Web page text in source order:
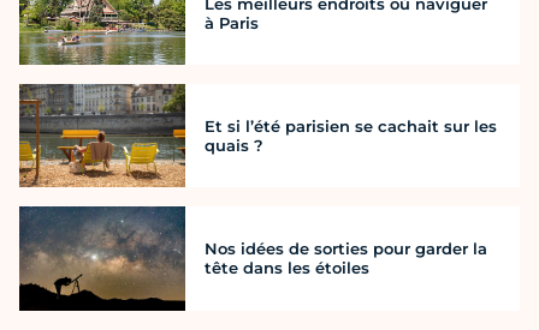
à Paris
Et si l’été parisien se cachait sur les
quais ?
Nos idées de sorties pour garder la
tête dans les étoiles